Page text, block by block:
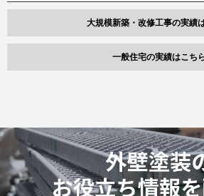
大規模新築・改修工事の実績
一般住宅の実績はこち